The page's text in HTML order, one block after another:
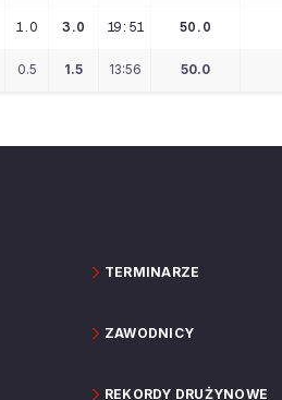
1.0 3.0 19:51 50.0
0.5 1.5 13:56 50.0
TERMINARZE
ZAWODNICY
REKORDY DRUŻYNOWE